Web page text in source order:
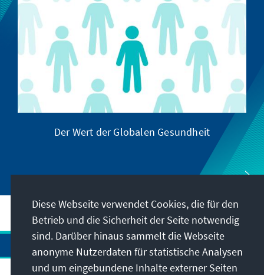
Der Wert der Globalen Gesundheit
Diese Webseite verwendet Cookies, die für den
Betrieb und die Sicherheit der Seite notwendig
sind. Darüber hinaus sammelt die Webseite
anonyme Nutzerdaten für statistische Analysen
und um eingebundene Inhalte externer Seiten